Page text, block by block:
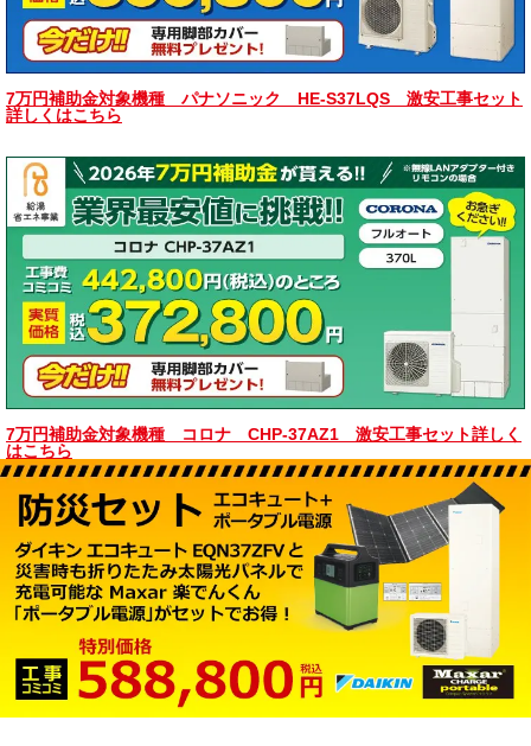
7万円補助金対象機種 パナソニック HE-S37LQS 激安工事セット
詳しくはこちら
7万円補助金対象機種 コロナ CHP-37AZ1 激安工事セット詳しく
はこちら